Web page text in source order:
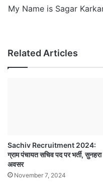
My Name is Sagar
Related Articles
Sachiv Recruitment 2024:
ग्राम पंचायत सचिव पद पर भर्ती, सुनहरा
अवसर
November 7, 2024